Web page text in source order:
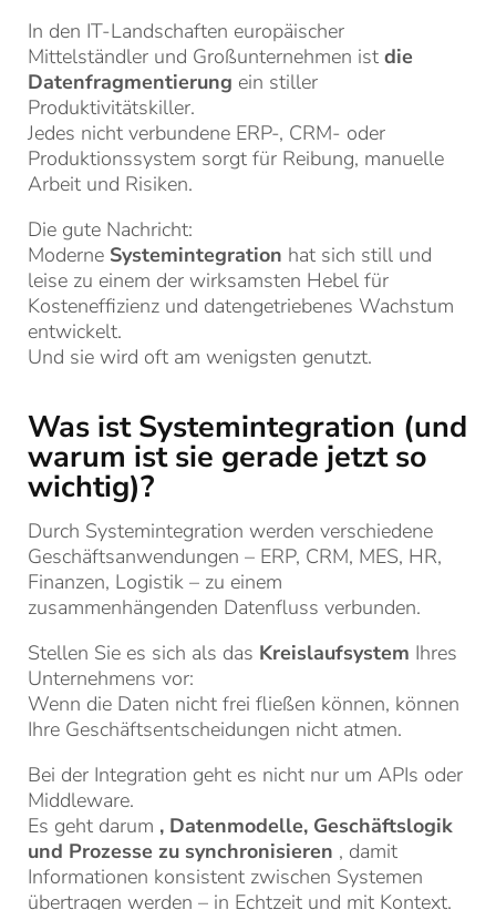
In den IT-Landschaften europäischer
Mittelständler und Großunternehmen ist die
Datenfragmentierung ein stiller
Produktivitätskiller.
Jedes nicht verbundene ERP-, CRM- oder
Produktionssystem sorgt für Reibung, manuelle
Arbeit und Risiken.
Die gute Nachricht:
Moderne Systemintegration hat sich still und
leise zu einem der wirksamsten Hebel für
Kosteneffizienz und datengetriebenes Wachstum
entwickelt.
Und sie wird oft am wenigsten genutzt.
Was ist Systemintegration (und
warum ist sie gerade jetzt so
wichtig)?
Durch Systemintegration werden verschiedene
Geschäftsanwendungen – ERP, CRM, MES, HR,
Finanzen, Logistik – zu einem
zusammenhängenden Datenfluss verbunden.
Stellen Sie es sich als das Kreislaufsystem Ihres
Unternehmens vor:
Wenn die Daten nicht frei fließen können, können
Ihre Geschäftsentscheidungen nicht atmen.
Bei der Integration geht es nicht nur um APIs oder
Middleware.
Es geht darum , Datenmodelle, Geschäftslogik
und Prozesse zu synchronisieren , damit
Informationen konsistent zwischen Systemen
übertragen werden – in Echtzeit und mit Kontext.